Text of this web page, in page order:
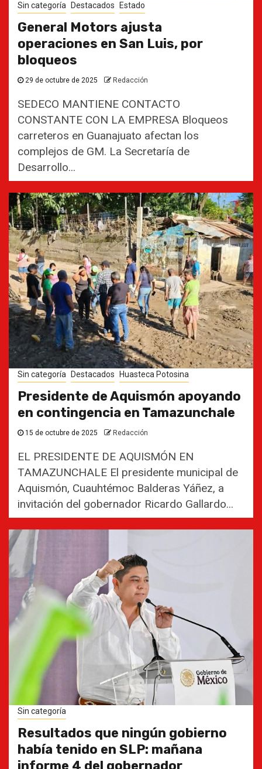
Sin categoría Destacados Estado
General Motors ajusta
operaciones en San Luis, por
bloqueos
29 de octubre de 2025 Redacción
SEDECO MANTIENE CONTACTO
CONSTANTE CON LA EMPRESA Bloqueos
carreteros en Guanajuato afectan los
complejos de GM. La Secretaría de
Desarrollo...
Sin categoría Destacados Huasteca Potosina
Presidente de Aquismón apoyando
en contingencia en Tamazunchale
15 de octubre de 2025 Redacción
EL PRESIDENTE DE AQUISMÓN EN
TAMAZUNCHALE El presidente municipal de
Aquismón, Cuauhtémoc Balderas Yáñez, a
invitación del gobernador Ricardo Gallardo...
Sin categoría
Resultados que ningún gobierno
había tenido en SLP: mañana
informe 4 del gobernador